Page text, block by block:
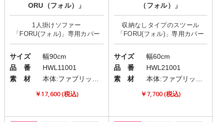
ORU（フォル）」
1人掛けソファー
サイズ
幅90cm
品 番
HWL11001
素 材
本体:ファブリック(布)
￥17,600 (税込)
（フォル）」
収納なしタイプのスツール
サイズ
幅60cm
品 番
HWL21001
素 材
本体:ファブリック(布)
￥7,700 (税込)